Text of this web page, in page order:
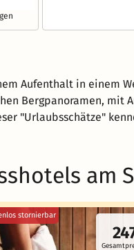
Aufenthalt in einem
Bergpanoramen,
"Urlaubsschätze"
am
stornierbar